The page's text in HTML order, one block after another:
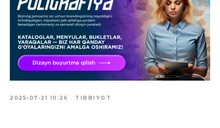
2025-07-21 10:26 TIBBIYOT